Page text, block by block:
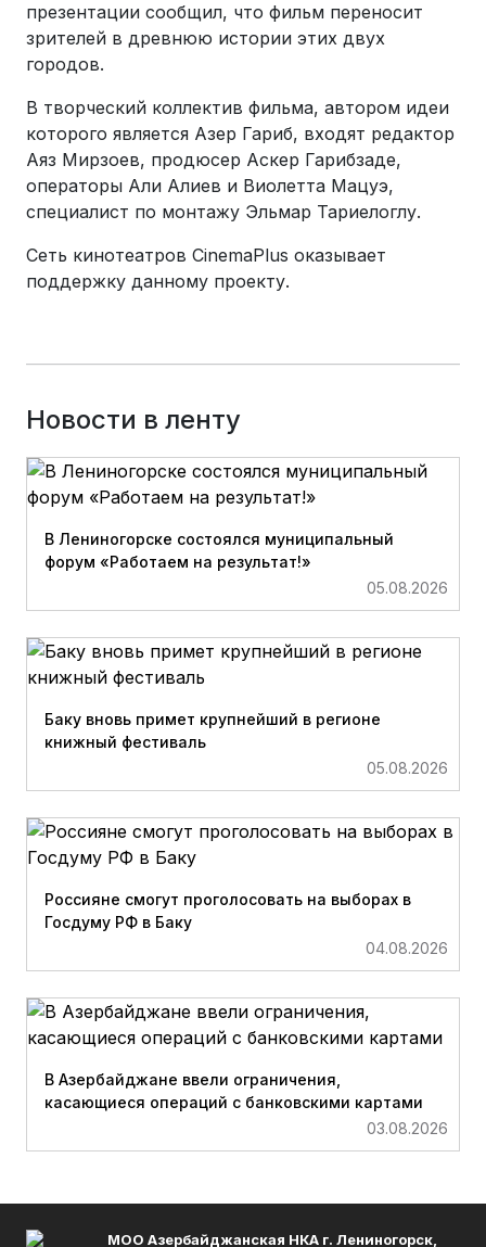
презентации сообщил, что фильм переносит
зрителей в древнюю истории этих двух
городов.
В творческий коллектив фильма, автором идеи
которого является Азер Гариб, входят редактор
Аяз Мирзоев, продюсер Аскер Гарибзаде,
операторы Али Алиев и Виолетта Мацуэ,
специалист по монтажу Эльмар Тариелоглу.
Сеть кинотеатров CinemaPlus оказывает
поддержку данному проекту.
Новости в ленту
В Лениногорске состоялся муниципальный
форум «Работаем на результат!»
05.08.2026
Баку вновь примет крупнейший в регионе
книжный фестиваль
05.08.2026
Россияне смогут проголосовать на выборах в
Госдуму РФ в Баку
04.08.2026
В Азербайджане ввели ограничения,
касающиеся операций с банковскими картами
03.08.2026
МОО Азербайджанская НКА г. Лениногорск,